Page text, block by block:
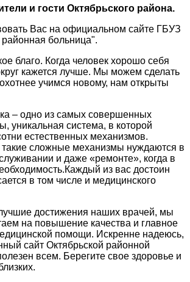
и гости Октябрьского района.
Вас на официальном сайте ГБУЗ
больница".
благо. Когда человек хорошо себя
кажется лучше. Мы можем сделать
учимся новому, нам открыты
– одно из самых совершенных
уникальная система, в которой
естественных механизмов.
такие сложные механизмы нуждаются в
и даже «ремонте», когда в
из вас достоин
в том числе и медицинского
достижения наших врачей, мы
на повышение качества и главное
помощи. Искренне надеюсь,
сайт Октябрьской районной
всем. Берегите свое здоровье и